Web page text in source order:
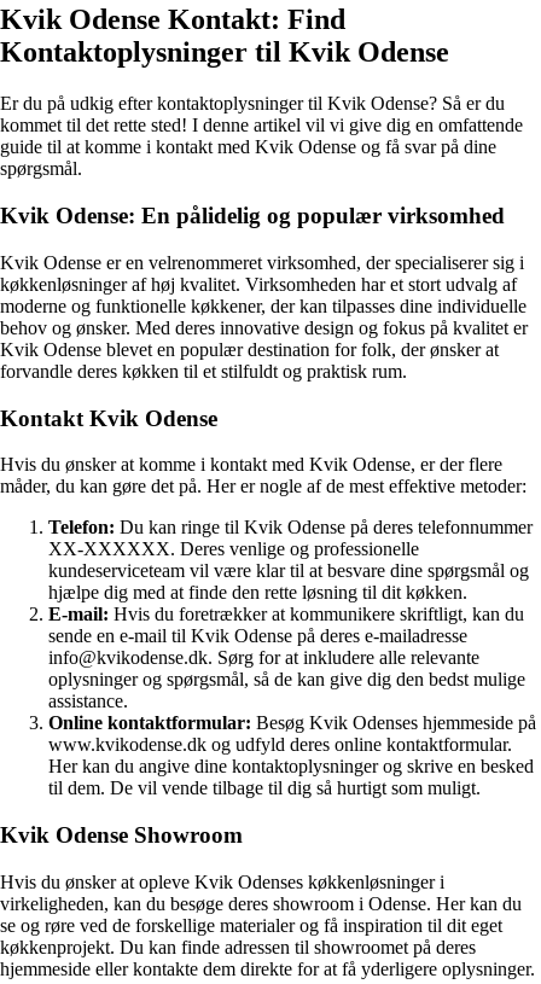
Kvik Odense Kontakt: Find
Kontaktoplysninger til Kvik Odense
Er du på udkig efter kontaktoplysninger til Kvik Odense? Så er du
kommet til det rette sted! I denne artikel vil vi give dig en omfattende
guide til at komme i kontakt med Kvik Odense og få svar på dine
spørgsmål.
Kvik Odense: En pålidelig og populær virksomhed
Kvik Odense er en velrenommeret virksomhed, der specialiserer sig i
køkkenløsninger af høj kvalitet. Virksomheden har et stort udvalg af
moderne og funktionelle køkkener, der kan tilpasses dine individuelle
behov og ønsker. Med deres innovative design og fokus på kvalitet er
Kvik Odense blevet en populær destination for folk, der ønsker at
forvandle deres køkken til et stilfuldt og praktisk rum.
Kontakt Kvik Odense
Hvis du ønsker at komme i kontakt med Kvik Odense, er der flere
måder, du kan gøre det på. Her er nogle af de mest effektive metoder:
Telefon: Du kan ringe til Kvik Odense på deres telefonnummer
XX-XXXXXX. Deres venlige og professionelle
kundeserviceteam vil være klar til at besvare dine spørgsmål og
hjælpe dig med at finde den rette løsning til dit køkken.
E-mail: Hvis du foretrækker at kommunikere skriftligt, kan du
sende en e-mail til Kvik Odense på deres e-mailadresse
info@kvikodense.dk. Sørg for at inkludere alle relevante
oplysninger og spørgsmål, så de kan give dig den bedst mulige
assistance.
Online kontaktformular: Besøg Kvik Odenses hjemmeside på
www.kvikodense.dk og udfyld deres online kontaktformular.
Her kan du angive dine kontaktoplysninger og skrive en besked
til dem. De vil vende tilbage til dig så hurtigt som muligt.
Kvik Odense Showroom
Hvis du ønsker at opleve Kvik Odenses køkkenløsninger i
virkeligheden, kan du besøge deres showroom i Odense. Her kan du
se og røre ved de forskellige materialer og få inspiration til dit eget
køkkenprojekt. Du kan finde adressen til showroomet på deres
hjemmeside eller kontakte dem direkte for at få yderligere oplysninger.